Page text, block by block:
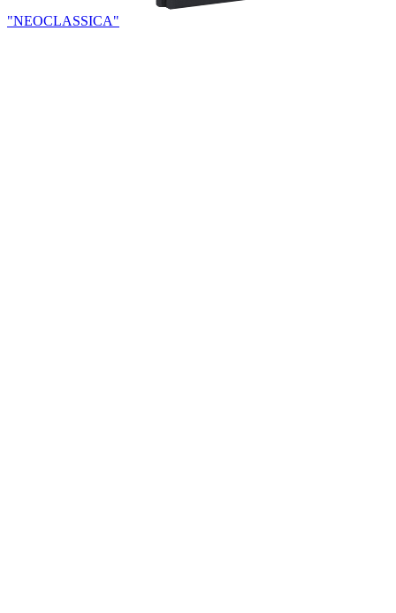
"NEOCLASSICA"